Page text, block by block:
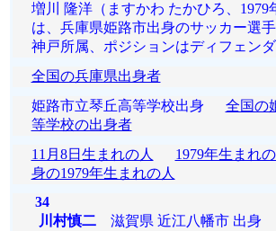
増川 隆洋（ますかわ たかひろ、1979
は、兵庫県姫路市出身のサッカー選
神戸所属、ポジションはディフェンダ
全国の兵庫県出身者
姫路市立琴丘高等学校出身 全国の
等学校の出身者
11月8日生まれの人
1979年生まれの
身の1979年生まれの人
34
川村慎二滋賀県 近江八幡市 出身